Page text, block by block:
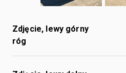
Zdjęcie, lewy górny
róg